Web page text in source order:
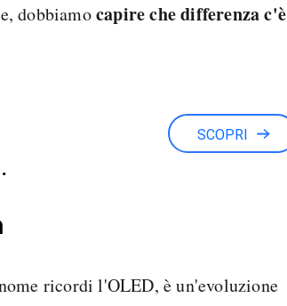
dobbiamocapire che differenza c'è
SCOPRI
ricordi l'OLED, è un'evoluzione